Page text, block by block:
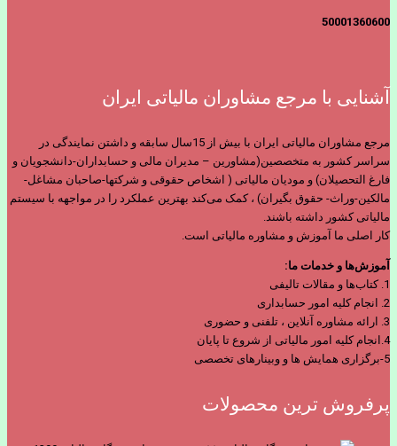
50001360600
آشنایی با مرجع مشاوران مالیاتی ایران
مرجع مشاوران مالیاتی ایران با بیش از 15سال سابقه و داشتن نمایندگی در
سراسر کشور به متخصصین(مشاورین – مدیران مالی و حسابداران-دانشجویان و
فارغ التحصیلان) و مودیان مالیاتی ( اشخاص حقوقی و شرکتها-صاحبان مشاغل-
مالکین-وراث- حقوق بگیران) ، کمک می‌کند بهترین عملکرد را در مواجهه با سیستم
مالیاتی کشور داشته باشند.
کار اصلی ما آموزش و مشاوره مالیاتی است.
آموزش‌ها و خدمات ما:
1. کتاب‌ها و مقالات تالیفی
2. انجام کلیه امور حسابداری
3. ارائه مشاوره آنلاین ، تلفنی و حضوری
4.انجام کلیه امور مالیاتی از شروع تا پایان
5-برگزاری همایش ها و وبینارهای تخصصی
پرفروش ترین محصولات